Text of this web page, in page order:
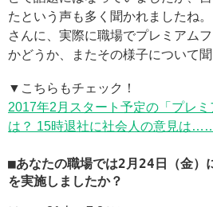
たという声も多く聞かれましたね
さんに、実際に職場でプレミアム
かどうか、またその様子について聞
▼こちらもチェック！
2017年2月スタート予定の「プレ
は？ 15時退社に社会人の意見は
■あなたの職場では2月24日（金）
を実施しましたか？